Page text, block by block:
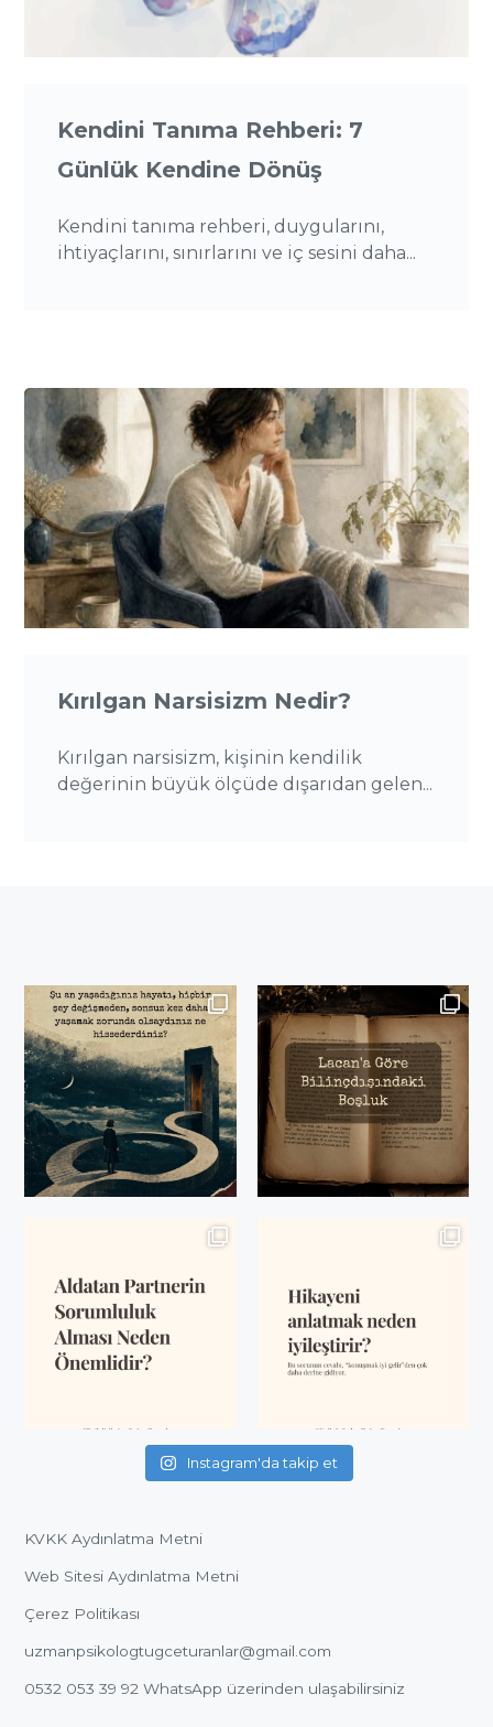
Kendini Tanıma Rehberi: 7
Günlük Kendine Dönüş
Kendini tanıma rehberi, duygularını,
ihtiyaçlarını, sınırlarını ve iç sesini daha...
Kırılgan Narsisizm Nedir?
Kırılgan narsisizm, kişinin kendilik
değerinin büyük ölçüde dışarıdan gelen...
Instagram'da takip et
KVKK Aydınlatma Metni
Web Sitesi Aydınlatma Metni
Çerez Politikası
uzmanpsikologtugceturanlar@gmail.com
0532 053 39 92 WhatsApp üzerinden ulaşabilirsiniz